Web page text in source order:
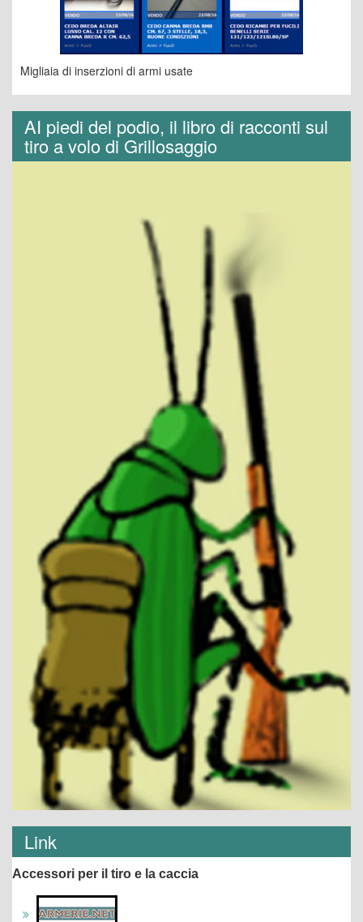
Migliaia di inserzioni di armi usate
AI piedi del podio, il libro di racconti sul
tiro a volo di Grillosaggio
Link
Accessori per il tiro e la caccia